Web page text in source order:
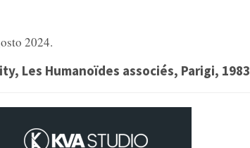
2024.
Les Humanoïdes associés, Parigi, 1983